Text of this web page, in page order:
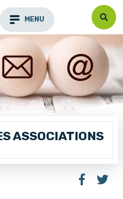
MENU
ASSOCIATIONS